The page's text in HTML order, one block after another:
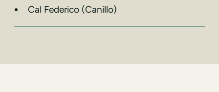
Cal Federico (Canillo)